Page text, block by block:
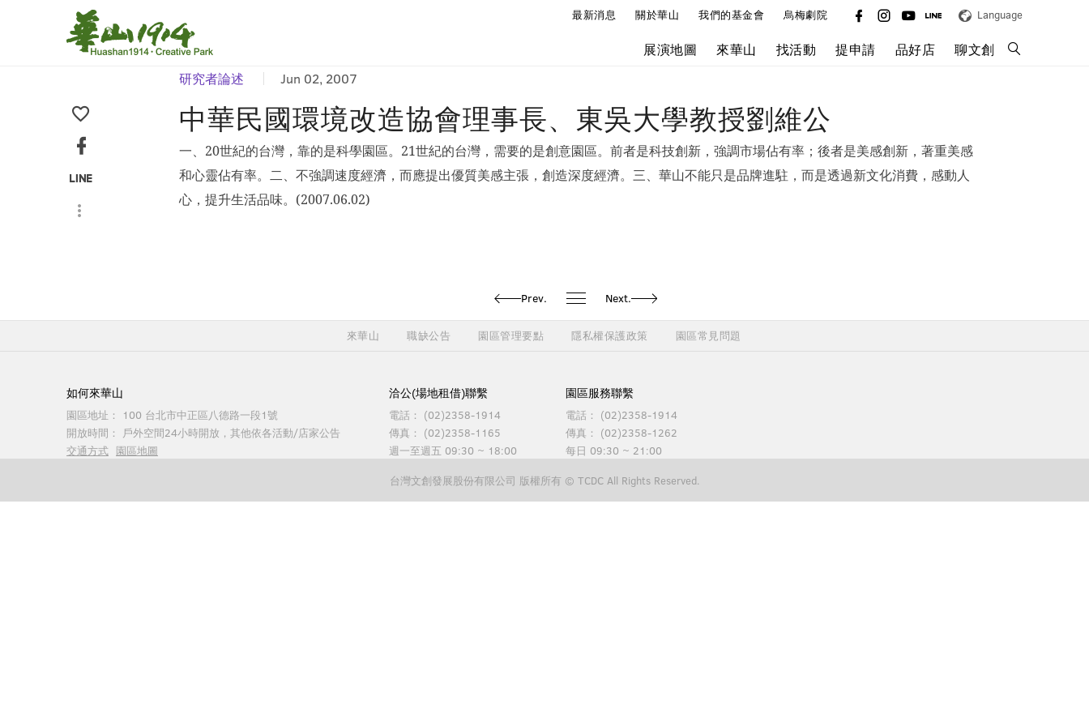
最新消息 關於華山 我們的基金會 烏梅劇院 Language
展演地圖 來華山 找活動 提申請 品好店
聊文創
研究者論述
Jun 02, 2007
中華民國環境改造協會理事長、東吳大學教授劉維公
一、20世紀的台灣，靠的是科學園區。21世紀的台灣，需要的是創意園區。前者是科技創新，強調市場佔有率；後者是美感創新，著重美感
和心靈佔有率。二、不強調速度經濟，而應提出優質美感主張，創造深度經濟。三、華山不能只是品牌進駐，而是透過新文化消費，感動人
心，提升生活品味。(2007.06.02)
Prev. Next.
來華山 職缺公告 園區管理要點 隱私權保護政策 園區常見問題
如何來華山
園區地址：
100 台北市中正區八德路一段1號
開放時間：
戶外空間24小時開放，其他依各活動/店家公告
交通方式 園區地圖
洽公(場地租借)聯繫
電話：
(02)2358-1914
傳真：
(02)2358-1165
週一至週五 09:30 ~ 18:00
園區服務聯繫
電話：
(02)2358-1914
傳真：
(02)2358-1262
每日 09:30 ~ 21:00
台灣文創發展股份有限公司 版權所有 © TCDC All Rights Reserved.